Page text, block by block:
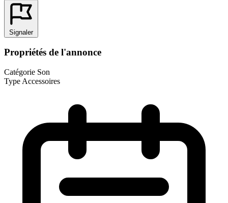
Signaler
Propriétés de l'annonce
Catégorie Son
Type Accessoires